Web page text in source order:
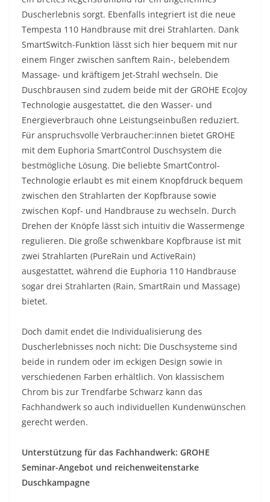
Duscherlebnis sorgt. Ebenfalls integriert ist die neue
Tempesta 110 Handbrause mit drei Strahlarten. Dank
SmartSwitch-Funktion lässt sich hier bequem mit nur
einem Finger zwischen sanftem Rain-, belebendem
Massage- und kräftigem Jet-Strahl wechseln. Die
Duschbrausen sind zudem beide mit der GROHE EcoJoy
Technologie ausgestattet, die den Wasser- und
Energieverbrauch ohne Leistungseinbußen reduziert.
Für anspruchsvolle Verbraucher:innen bietet GROHE
mit dem Euphoria SmartControl Duschsystem die
bestmögliche Lösung. Die beliebte SmartControl-
Technologie erlaubt es mit einem Knopfdruck bequem
zwischen den Strahlarten der Kopfbrause sowie
zwischen Kopf- und Handbrause zu wechseln. Durch
Drehen der Knöpfe lässt sich intuitiv die Wassermenge
regulieren. Die große schwenkbare Kopfbrause ist mit
zwei Strahlarten (PureRain und ActiveRain)
ausgestattet, während die Euphoria 110 Handbrause
sogar drei Strahlarten (Rain, SmartRain und Massage)
bietet.
Doch damit endet die Individualisierung des
Duscherlebnisses noch nicht: Die Duschsysteme sind
beide in rundem oder im eckigen Design sowie in
verschiedenen Farben erhältlich. Von klassischem
Chrom bis zur Trendfarbe Schwarz kann das
Fachhandwerk so auch individuellen Kundenwünschen
gerecht werden.
Unterstützung für das Fachhandwerk: GROHE
Seminar-Angebot und reichenweitenstarke
Duschkampagne